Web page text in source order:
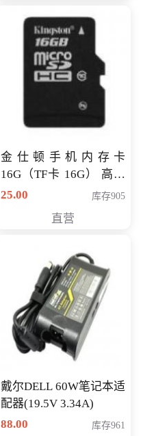
金仕顿手机内存卡
16G（TF卡 16G） 高速
卡 CLASS 10
25.00 库存905
直营
戴尔DELL 60W笔记本适
配器(19.5V 3.34A)
88.00
库存961